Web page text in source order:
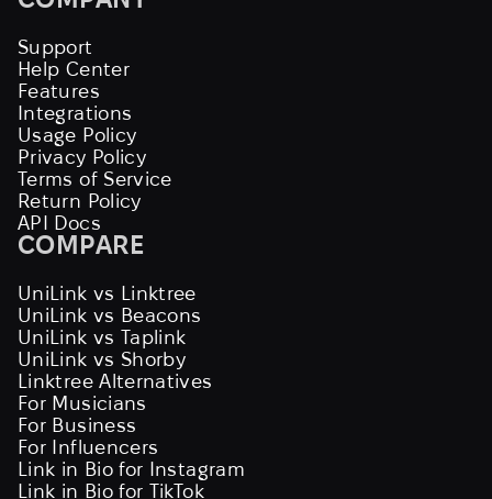
Support
Help Center
Features
Integrations
Usage Policy
Privacy Policy
Terms of Service
Return Policy
API Docs
COMPARE
UniLink vs Linktree
UniLink vs Beacons
UniLink vs Taplink
UniLink vs Shorby
Linktree Alternatives
For Musicians
For Business
For Influencers
Link in Bio for Instagram
Link in Bio for TikTok